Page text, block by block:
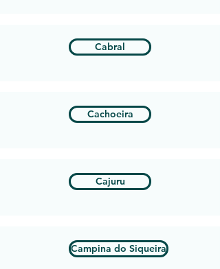
Cabral
Cachoeira
Cajuru
Campina do Siqueira